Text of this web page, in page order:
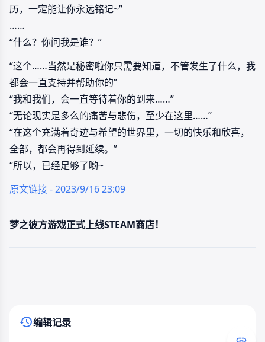
历，一定能让你永远铭记~”
……
“什么？你问我是谁？”
“这个……当然是秘密啦你只需要知道，不管发生了什么，我
都会一直支持并帮助你的”
“我和我们，会一直等待着你的到来……”
“无论现实是多么的痛苦与悲伤，至少在这里……”
“在这个充满着奇迹与希望的世界里，一切的快乐和欣喜，
全部，都会再得到延续。”
“所以，已经足够了哟~
原文链接 - 2023/9/16 23:09
梦之彼方游戏正式上线STEAM商店！
编辑记录